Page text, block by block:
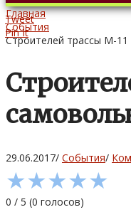
Главная
События
Строителей трассы М-11
29.06.2017/ События/
★★★★★
0 / 5 (0 голосов)
Tweet
Pin It